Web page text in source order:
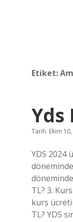
Etiket:
Yds
Tarih: Ekim
YDS 2024
TL? 3.
kurs
TL? YDS